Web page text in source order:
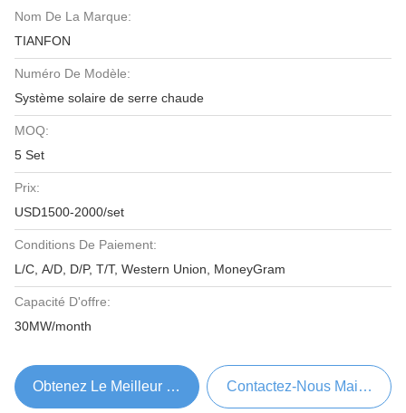
Nom De La Marque:
TIANFON
Numéro De Modèle:
Système solaire de serre chaude
MOQ:
5 Set
Prix:
USD1500-2000/set
Conditions De Paiement:
L/C, A/D, D/P, T/T, Western Union, MoneyGram
Capacité D'offre:
30MW/month
Obtenez Le Meilleur Prix Contactez-Nous Maintenant